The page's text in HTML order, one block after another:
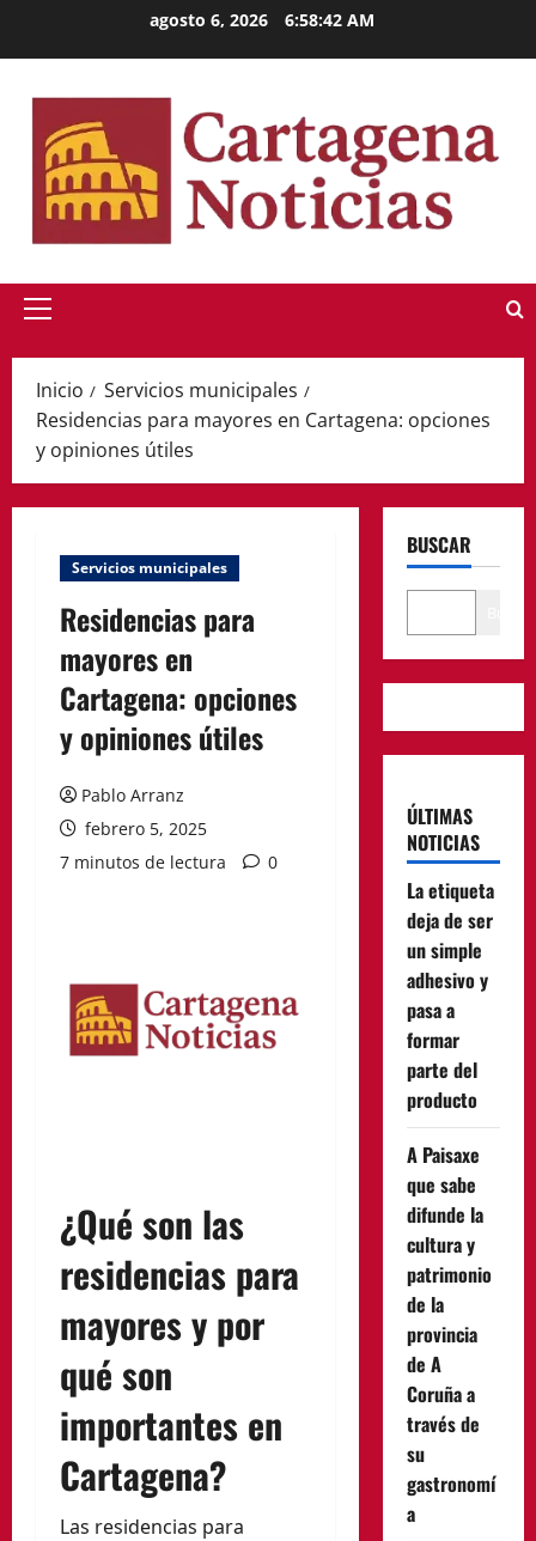
agosto 6, 2026 6:58:43 AM
Menú
Inicio
Servicios municipales
Residencias para mayores en Cartagena: opciones
y opiniones útiles
Servicios municipales
Residencias para
mayores en
Cartagena: opciones
y opiniones útiles
Pablo Arranz
febrero 5, 2025
7 minutos de lectura
0
¿Qué son las
residencias para
mayores y por
qué son
importantes en
Cartagena?
Las residencias para
BUSCAR
ÚLTIMAS
NOTICIAS
La etiqueta
deja de ser
un simple
adhesivo y
pasa a
formar
parte del
producto
A Paisaxe
que sabe
difunde la
cultura y
patrimonio
de la
provincia
de A
Coruña a
través de
su
gastronomí
a